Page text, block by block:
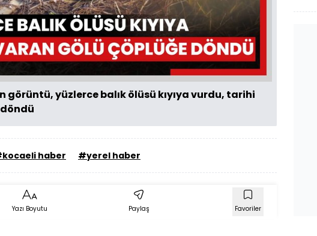
Oynat
yüzlerce balık ölüsü kıyıya vurdu, tarihi
haber #yerel haber
Yazı Boyutu Paylaş Favoriler